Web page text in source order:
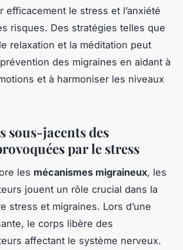
efficacement le stress et l’anxiété
risques. Des stratégies telles que
relaxation et la méditation peut
des migraines en aidant à
et à harmoniser les niveaux
sous-jacents des
par le stress
les mécanismes migraineux, les
jouent un rôle crucial dans la
stress et migraines. Lors d’une
le corps libère des
affectant le système nerveux.